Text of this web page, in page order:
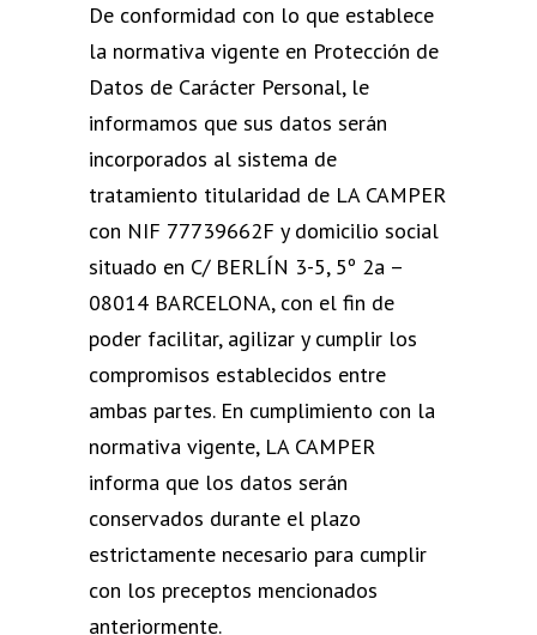
De conformidad con lo que establece
la normativa vigente en Protección de
Datos de Carácter Personal, le
informamos que sus datos serán
incorporados al sistema de
tratamiento titularidad de LA CAMPER
con NIF 77739662F y domicilio social
situado en C/ BERLÍN 3-5, 5º 2a –
08014 BARCELONA, con el fin de
poder facilitar, agilizar y cumplir los
compromisos establecidos entre
ambas partes. En cumplimiento con la
normativa vigente, LA CAMPER
informa que los datos serán
conservados durante el plazo
estrictamente necesario para cumplir
con los preceptos mencionados
anteriormente.